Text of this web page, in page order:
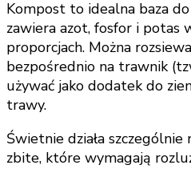
Kompost to idealna baza
zawiera azot, fosfor i potas
proporcjach. Można
bezpośrednio na trawnik
używać jako dodatek do
trawy.
Świetnie działa
zbite, które wymagają